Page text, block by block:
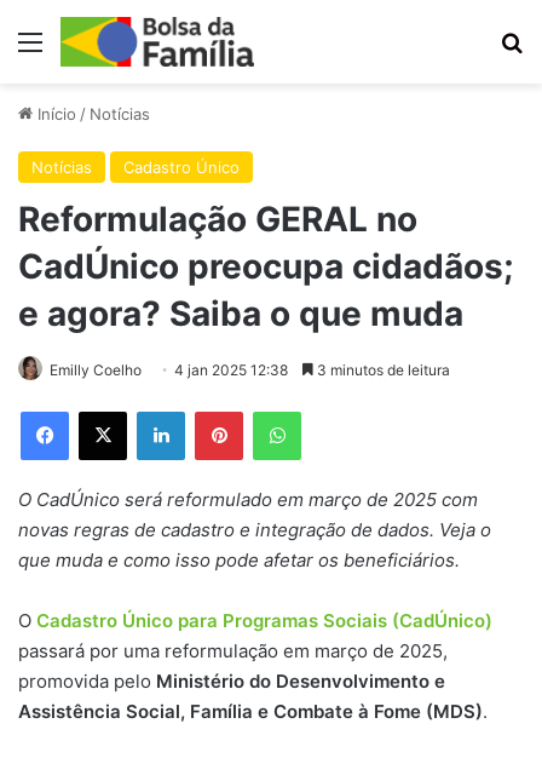
Menu
Início / Notícias
Notícias Cadastro Único
Reformulação GERAL no
CadÚnico preocupa cidadãos;
e agora? Saiba o que muda
Emilly Coelho 4 jan 2025 12:38 3 minutos de leitura
Facebook
X LinkedinPinterestWhatsApp
O CadÚnico será reformulado em março de 2025 com
novas regras de cadastro e integração de dados. Veja o
que muda e como isso pode afetar os beneficiários.
O Cadastro Único para Programas Sociais (CadÚnico)
passará por uma reformulação em março de 2025,
promovida pelo Ministério do Desenvolvimento e
Assistência Social, Família e Combate à Fome (MDS).